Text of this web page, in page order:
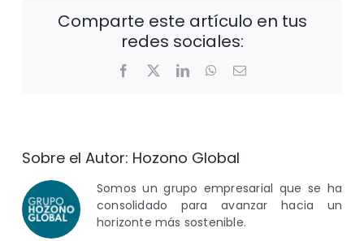
Comparte este artículo en tus
redes sociales:
Facebook
X LinkedInWhatsApp
Correo
Sobre el Autor: Hozono Global
Somos un grupo empresarial que se ha
consolidado para avanzar hacia un
horizonte más sostenible.